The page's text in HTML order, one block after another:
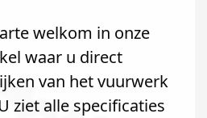
welkom in onze
waar u direct
van het vuurwerk
ziet alle specificaties